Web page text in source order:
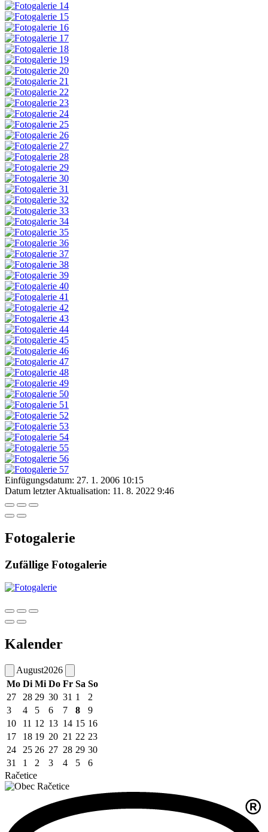
Einfügungsdatum: 27. 1. 2006 10:15
Datum letzter Aktualisation: 11. 8. 2022 9:46
Fotogalerie
Zufällige Fotogalerie
Kalender
August2026
Mo Di Mi Do Fr Sa So
27
28 29 30 31 1
2
3
4 5 6 7 8
9
10
11 12 13 14 15 16
17
18 19 20 21 22 23
24
25 26 27 28 29 30
31
1 2 3 4 5
6
Račetice